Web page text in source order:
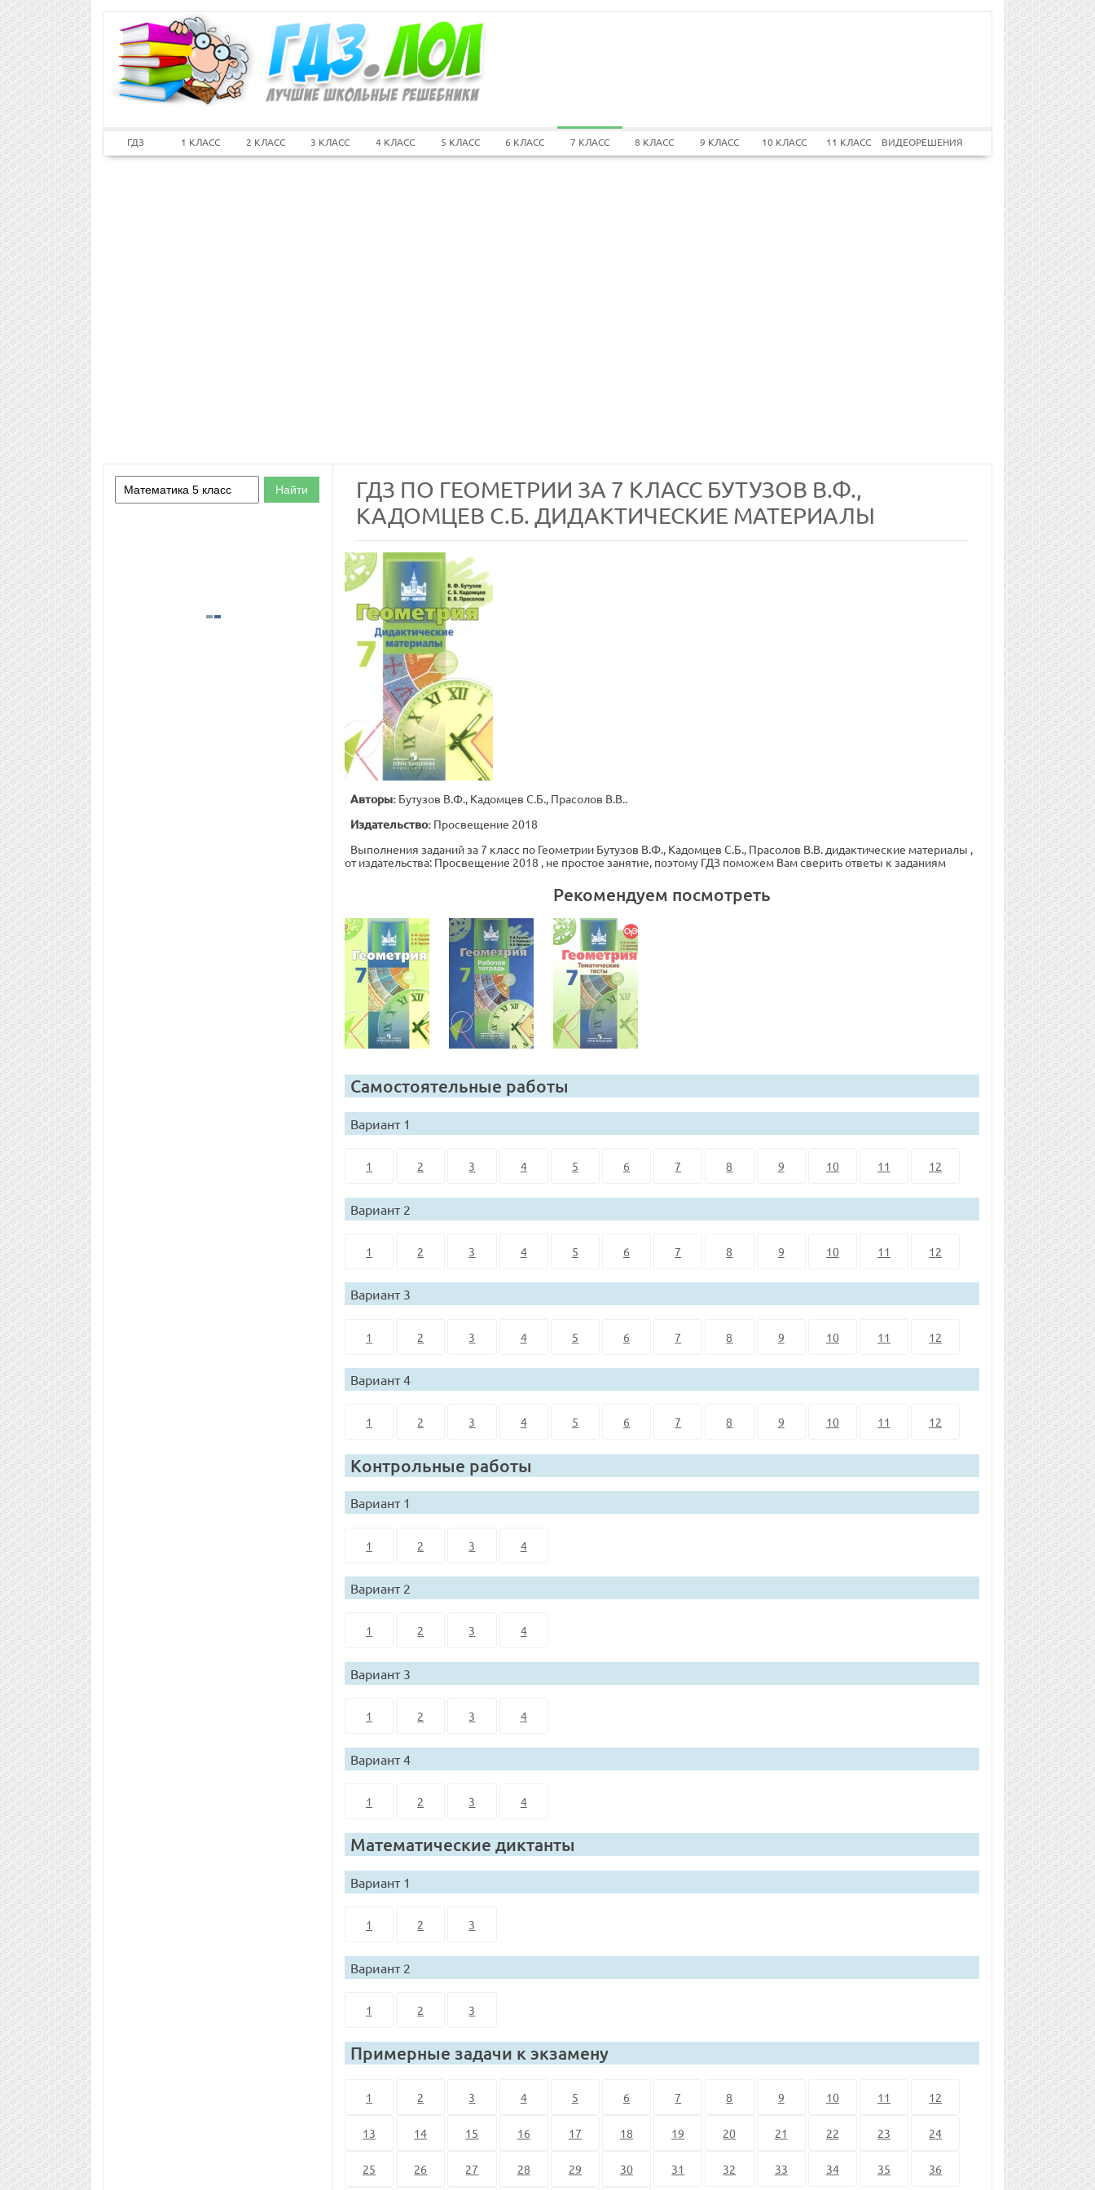
ГДЗ 1 КЛАСС 2 КЛАСС 3 КЛАСС 4 КЛАСС 5 КЛАСС 6 КЛАСС 7 КЛАСС 8 КЛАСС 9 КЛАСС 10 КЛАСС 11 КЛАСС ВИДЕОРЕШЕНИЯ
ГДЗ ПО ГЕОМЕТРИИ ЗА 7 КЛАСС БУТУЗОВ В.Ф.,
КАДОМЦЕВ С.Б. ДИДАКТИЧЕСКИЕ МАТЕРИАЛЫ
Авторы: Бутузов В.Ф., Кадомцев С.Б., Прасолов В.В..
Издательство: Просвещение 2018
Выполнения заданий за 7 класс по Геометрии Бутузов В.Ф., Кадомцев С.Б., Прасолов В.В. дидактические материалы ,
от издательства: Просвещение 2018 , не простое занятие, поэтому ГДЗ поможем Вам сверить ответы к заданиям
Рекомендуем посмотреть
Самостоятельные работы
Вариант 1
1 2 3 4 5 6 7 8 9 10 11 12
Вариант 2
1 2 3 4 5 6 7 8 9 10 11 12
Вариант 3
1 2 3 4 5 6 7 8 9 10 11 12
Вариант 4
1 2 3 4 5 6 7 8 9 10 11 12
Контрольные работы
Вариант 1
1 2 3 4
Вариант 2
1 2 3 4
Вариант 3
1 2 3 4
Вариант 4
1 2 3 4
Математические диктанты
Вариант 1
1 2 3
Вариант 2
1 2 3
Примерные задачи к экзамену
1 2 3 4 5 6 7 8 9 10 11 12
13 14 15 16 17 18 19 20 21 22 23 24
25 26 27 28 29 30 31 32 33 34 35 36